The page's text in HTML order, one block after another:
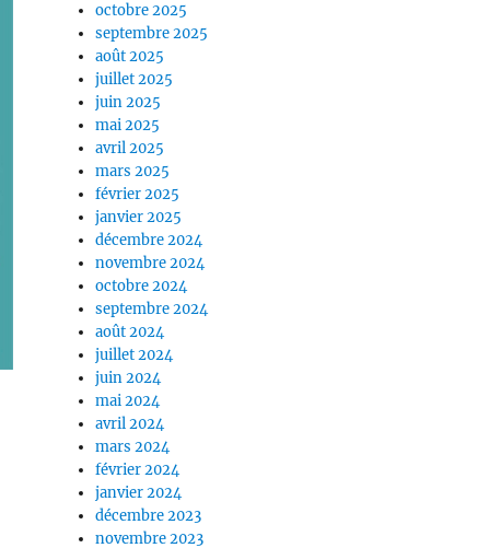
octobre 2025
septembre 2025
août 2025
juillet 2025
juin 2025
mai 2025
avril 2025
mars 2025
février 2025
janvier 2025
décembre 2024
novembre 2024
octobre 2024
septembre 2024
août 2024
juillet 2024
juin 2024
mai 2024
avril 2024
mars 2024
février 2024
janvier 2024
décembre 2023
novembre 2023